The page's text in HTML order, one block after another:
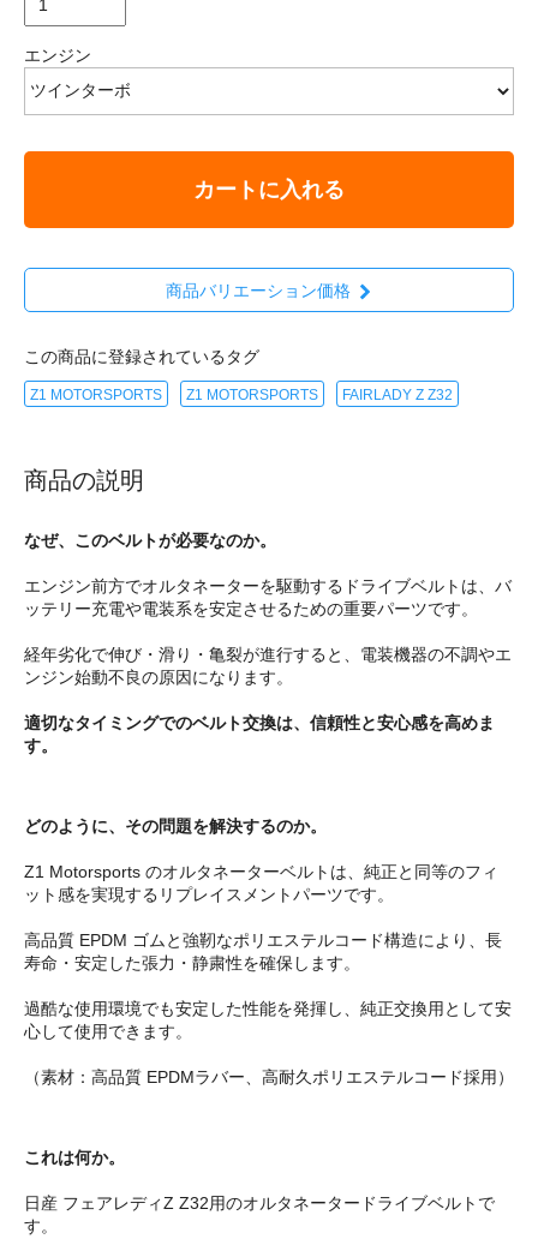
エンジン
カートに入れる
商品バリエーション価格
この商品に登録されているタグ
Z1 MOTORSPORTS Z1 MOTORSPORTS FAIRLADY Z Z32
商品の説明
なぜ、このベルトが必要なのか。
エンジン前方でオルタネーターを駆動するドライブベルトは、バ
ッテリー充電や電装系を安定させるための重要パーツです。
経年劣化で伸び・滑り・亀裂が進行すると、電装機器の不調やエ
ンジン始動不良の原因になります。
適切なタイミングでのベルト交換は、信頼性と安心感を高めま
す。
どのように、その問題を解決するのか。
Z1 Motorsports のオルタネーターベルトは、純正と同等のフィ
ット感を実現するリプレイスメントパーツです。
高品質 EPDM ゴムと強靭なポリエステルコード構造により、長
寿命・安定した張力・静粛性を確保します。
過酷な使用環境でも安定した性能を発揮し、純正交換用として安
心して使用できます。
（素材：高品質 EPDMラバー、高耐久ポリエステルコード採用）
これは何か。
日産 フェアレディZ Z32用のオルタネータードライブベルトで
す。